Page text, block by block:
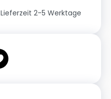
Lieferzeit 2-5 Werktage